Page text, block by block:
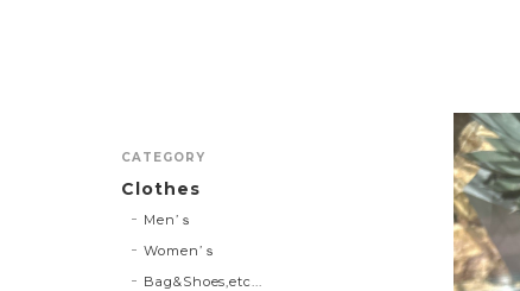
CATEGORY
Clothes
Men’ｓ
Women’ｓ
Bag&Shoes,etc...